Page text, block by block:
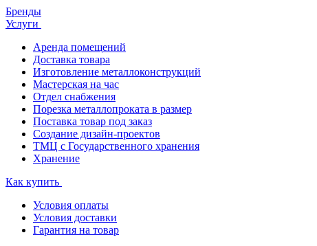
Бренды
Услуги
Аренда помещений
Доставка товара
Изготовление металлоконструкций
Мастерская на час
Отдел снабжения
Порезка металлопроката в размер
Поставка товар под заказ
Создание дизайн-проектов
ТМЦ с Государственного хранения
Хранение
Как купить
Условия оплаты
Условия доставки
Гарантия на товар